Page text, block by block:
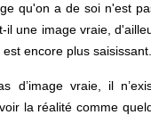
qu'on a de soi n'est
il une image vraie,
encore plus saisissant.
d’image vraie, il
la réalité comme